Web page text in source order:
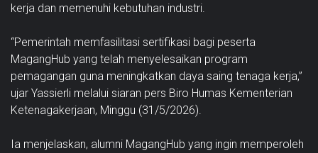
kerja dan memenuhi kebutuhan industri.
“Pemerintah memfasilitasi sertifikasi bagi peserta
MagangHub yang telah menyelesaikan program
pemagangan guna meningkatkan daya saing tenaga kerja,”
ujar Yassierli melalui siaran pers Biro Humas Kementerian
Ketenagakerjaan, Minggu (31/5/2026).
Ia menjelaskan, alumni MagangHub yang ingin memperoleh